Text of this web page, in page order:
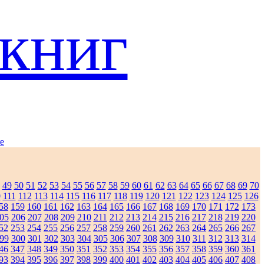
49 50 51 52 53 54 55 56 57 58 59 60 61 62 63 64 65 66 67 68 69 70
111 112 113 114 115 116 117 118 119 120 121 122 123 124 125 126
159 160 161 162 163 164 165 166 167 168 169 170 171 172 173
206 207 208 209 210 211 212 213 214 215 216 217 218 219 220
253 254 255 256 257 258 259 260 261 262 263 264 265 266 267
300 301 302 303 304 305 306 307 308 309 310 311 312 313 314
347 348 349 350 351 352 353 354 355 356 357 358 359 360 361
394 395 396 397 398 399 400 401 402 403 404 405 406 407 408